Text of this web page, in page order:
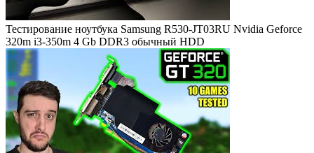
Тестирование ноутбука Samsung R530-JT03RU Nvidia Geforce
320m i3-350m 4 Gb DDR3 обычный HDD